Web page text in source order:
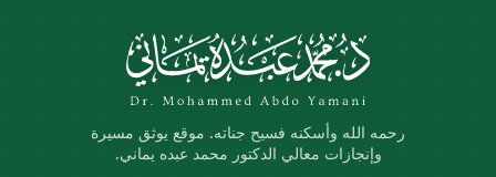
رحمه الله وأسكنه فسيح جناته. موقع يوثق مسيرة
وإنجازات معالي الدكتور محمد عبده يماني.